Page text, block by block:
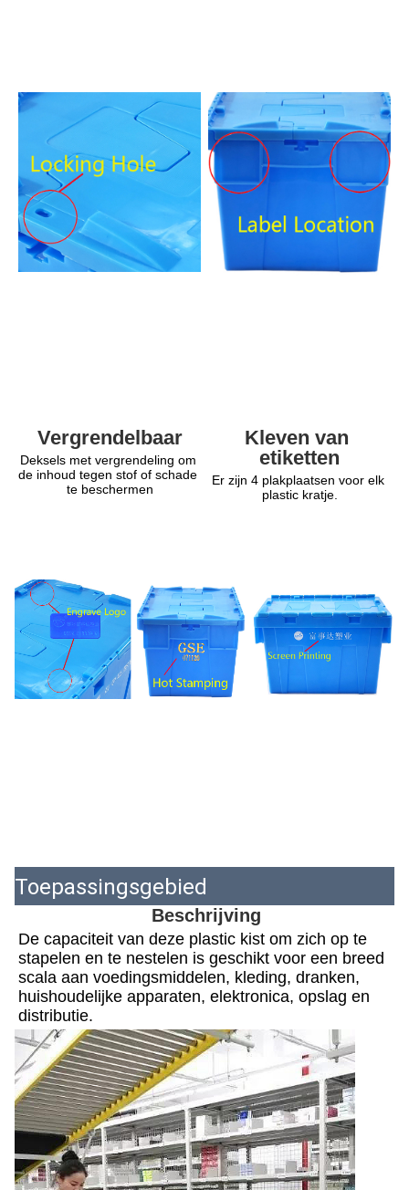
Vergrendelbaar
Deksels met vergrendeling om
de inhoud tegen stof of schade
te beschermen
Kleven van
etiketten
Er zijn 4 plakplaatsen voor elk
plastic kratje.
Toepassingsgebied
Beschrijving
De capaciteit van deze plastic kist om zich op te
stapelen en te nestelen is geschikt voor een breed
scala aan voedingsmiddelen, kleding, dranken,
huishoudelijke apparaten, elektronica, opslag en
distributie.